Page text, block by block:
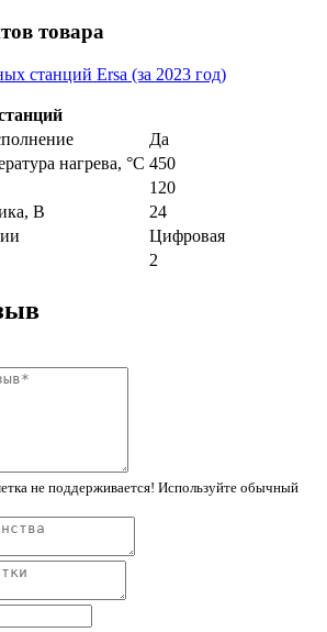
товара
станций Ersa (за 2023 год)
Да
нагрева, °C 450
120
В
24
Цифровая
2
не поддерживается! Используйте обычный